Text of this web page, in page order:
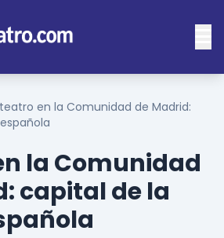
en la Comunidad de Madrid:
la Comunidad
capital de la